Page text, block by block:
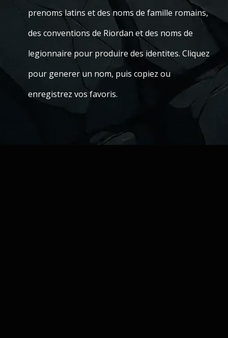
prenoms latins et des noms de famille romains,
des conventions de Riordan et des noms de
legionnaire pour produire des identites. Cliquez
pour generer un nom, puis copiez ou
enregistrez vos favoris.